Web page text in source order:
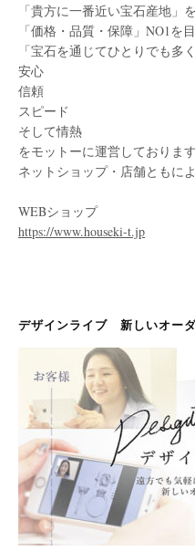
「貴方に一番近い宝石産地」
「価格・品質・保障」NO1を
「宝石を通じてひとりでも多
安心
信頼
スピード
そして情熱
をモットーに運営しております
ネットショップ・店舗ともに
WEBショップ
https://www.houseki-t.jp
デザインライブ 新しいオー